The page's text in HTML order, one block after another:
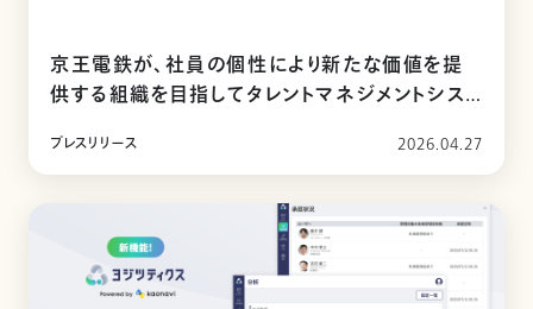
京王電鉄が、社員の個性により新たな価値を提
供する組織を目指してタレントマネジメントシス
プレスリリース 2026.04.27